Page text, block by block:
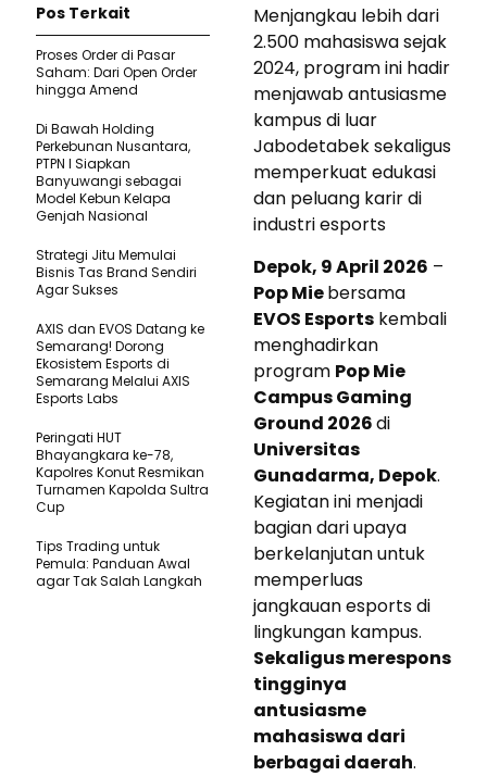
Menjangkau lebih dari
2.500 mahasiswa sejak
2024, program ini hadir
menjawab antusiasme
kampus di luar
Jabodetabek sekaligus
memperkuat edukasi
dan peluang karir di
industri esports
Depok, 9 April 2026 –
Pop Miebersama
EVOS Esports kembali
menghadirkan
program Pop Mie
Campus Gaming
Ground 2026di
Universitas
Gunadarma, Depok.
Kegiatan ini menjadi
bagian dari upaya
berkelanjutan untuk
memperluas
jangkauan esports di
lingkungan kampus.
Sekaligus merespons
tingginya
antusiasme
mahasiswa dari
berbagai daerah.
Pos Terkait
Proses Order di Pasar
Saham: Dari Open Order
hingga Amend
Di Bawah Holding
Perkebunan Nusantara,
PTPN I Siapkan
Banyuwangi sebagai
Model Kebun Kelapa
Genjah Nasional
Strategi Jitu Memulai
Bisnis Tas Brand Sendiri
Agar Sukses
AXIS dan EVOS Datang ke
Semarang! Dorong
Ekosistem Esports di
Semarang Melalui AXIS
Esports Labs
Peringati HUT
Bhayangkara ke-78,
Kapolres Konut Resmikan
Turnamen Kapolda Sultra
Cup
Tips Trading untuk
Pemula: Panduan Awal
agar Tak Salah Langkah